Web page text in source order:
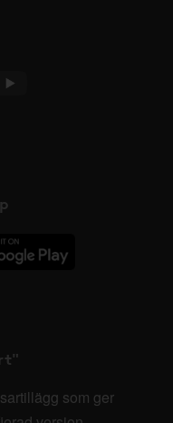
som ger